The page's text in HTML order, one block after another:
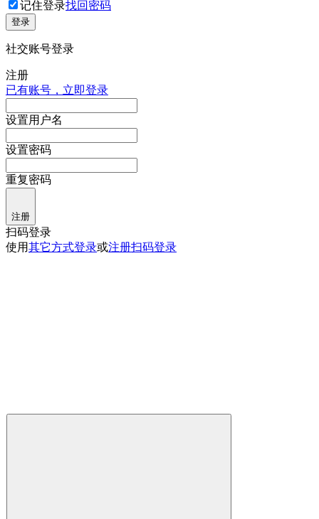
记住登录找回密码
登录
社交账号登录
注册
已有账号，立即登录
设置用户名
设置密码
重复密码
注册
扫码登录
使用其它方式登录或注册扫码登录